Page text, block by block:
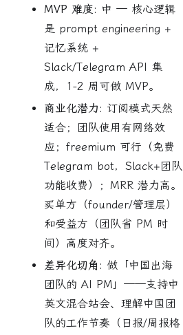
MVP 难度: 中 — 核心逻辑
是 prompt engineering +
记忆系统 +
Slack/Telegram API 集
成，1-2 周可做 MVP。
商业化潜力: 订阅模式天然
适合；团队使用有网络效
应；freemium 可行（免费
Telegram bot，Slack+团队
功能收费）；MRR 潜力高。
买单方（founder/管理层）
和受益方（团队省 PM 时
间）高度对齐。
差异化切角: 做「中国出海
团队的 AI PM」——支持中
英文混合站会、理解中国团
队的工作节奏（日报/周报格